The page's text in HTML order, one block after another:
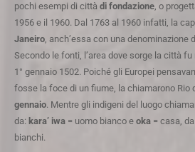
pochi esempi di città di fondazione, o
1956 e il 1960. Dal 1763 al 1960 infatti, la
Janeiro, anch’essa con una denominazione
Secondo le fonti, l’area dove sorge la città fu
1° gennaio 1502. Poiché gli Europei
fosse la foce di un fiume, la chiamarono Rio
gennaio. Mentre gli indigeni del luogo
da: kara’ iwa = uomo bianco e oka = casa,
bianchi.